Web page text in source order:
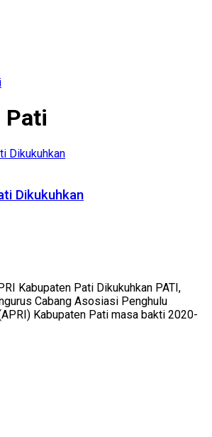
Pati
Dikukuhkan
Kabupaten Pati Dikukuhkan PATI,
Cabang Asosiasi Penghulu
Kabupaten Pati masa bakti 2020-